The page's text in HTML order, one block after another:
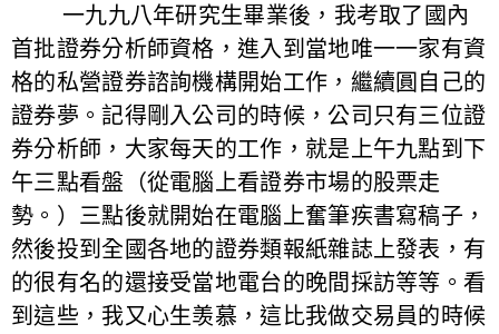
一九九八年研究生畢業後，我考取了國內
首批證券分析師資格，進入到當地唯一一家有資
格的私營證券諮詢機構開始工作，繼續圓自己的
證券夢。記得剛入公司的時候，公司只有三位證
券分析師，大家每天的工作，就是上午九點到下
午三點看盤（從電腦上看證券市場的股票走
勢。）三點後就開始在電腦上奮筆疾書寫稿子，
然後投到全國各地的證券類報紙雜誌上發表，有
的很有名的還接受當地電台的晚間採訪等等。看
到這些，我又心生羡慕，這比我做交易員的時候